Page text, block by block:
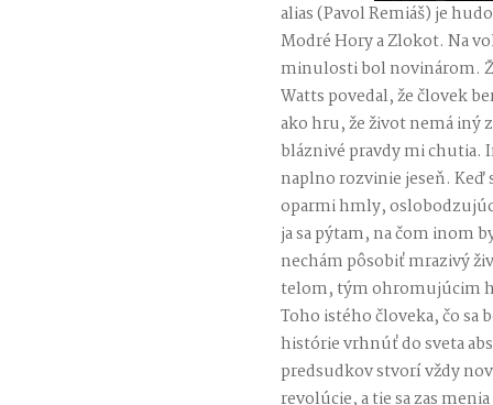
alias (Pavol Remiáš) je
Modré Hory a Zlokot. Na
minulosti bol novinárom.
Watts povedal, že človek
ako hru, že život nemá iný
bláznivé pravdy mi chutia.
naplno rozvinie jeseň. Keď
oparmi hmly,
ja sa pýtam, na čom inom
nechám pôsobiť mrazivý
telom, tým ohromujúcim
Toho istého človeka, čo sa
histórie vrhnúť do sveta
predsudkov stvorí vždy
revolúcie, a tie sa zas